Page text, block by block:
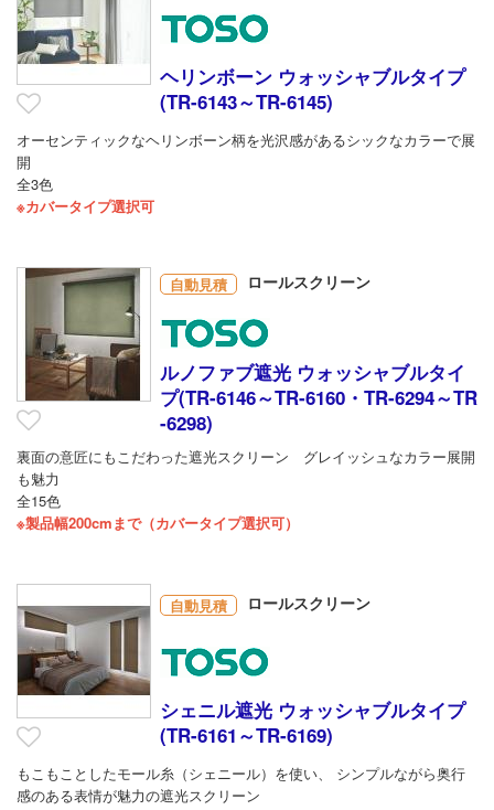
ヘリンボーン ウォッシャブルタイプ
(TR-6143～TR-6145)
オーセンティックなヘリンボーン柄を光沢感があるシックなカラーで展
開
全3色
※カバータイプ選択可
自動見積 ロールスクリーン
ルノファブ遮光 ウォッシャブルタイ
プ(TR-6146～TR-6160・TR-6294～TR
-6298)
裏面の意匠にもこだわった遮光スクリーン グレイッシュなカラー展開
も魅力
全15色
※製品幅200cmまで（カバータイプ選択可）
自動見積 ロールスクリーン
シェニル遮光 ウォッシャブルタイプ
(TR-6161～TR-6169)
もこもことしたモール糸（シェニール）を使い、 シンプルながら奥行
感のある表情が魅力の遮光スクリーン